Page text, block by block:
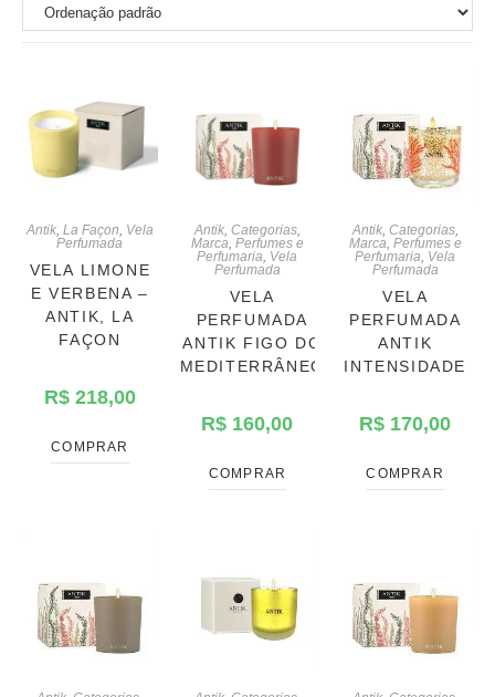
Antik, La Façon Vela
Perfumada
VELA LIMONE
E VERBENA –
ANTIK, LA
FAÇON
R$218,00
COMPRAR
Antik, Categorias,
Marca Perfumes e
Perfumaria Vela
Perfumada
VELA
PERFUMADA
ANTIK FIGO DO
MEDITERRÂNEO
R$ 160,00
COMPRAR
Antik, Categorias,
Marca Perfumes e
Perfumaria Vela
Perfumada
VELA
PERFUMADA
ANTIK
INTENSIDADE
R$ 170,00
COMPRAR